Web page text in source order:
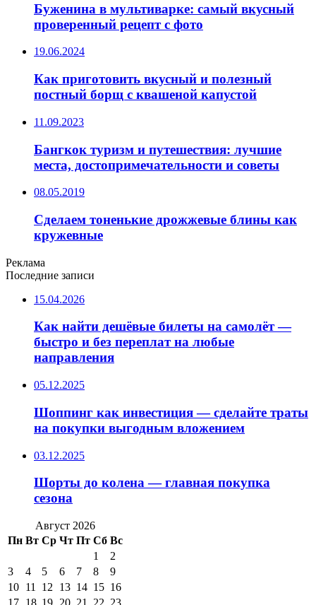
Буженина в мультиварке: самый вкусный
проверенный рецепт с фото
19.06.2024
Как приготовить вкусный и полезный
постный борщ с квашеной капустой
11.09.2023
Бангкок туризм и путешествия: лучшие
места, достопримечательности и советы
08.05.2019
Сделаем тоненькие дрожжевые блины как
кружевные
Реклама
Последние записи
15.04.2026
Как найти дешёвые билеты на самолёт —
быстро и без переплат на любые
направления
05.12.2025
Шоппинг как инвестиция — сделайте траты
на покупки выгодным вложением
03.12.2025
Шорты до колена — главная покупка
сезона
Август 2026
Пн Вт Ср Чт Пт Сб Вс
1
2
3
4 5 6 7 8
9
10 11 12 13 14 15 16
17 18 19 20 21 22 23